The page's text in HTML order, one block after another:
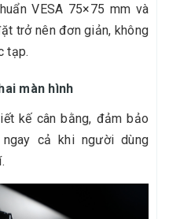
VESA 75×75 mm và
trở nên đơn giản, không
tạp.
màn hình
kế cân bằng, đảm bảo
cả khi người dùng